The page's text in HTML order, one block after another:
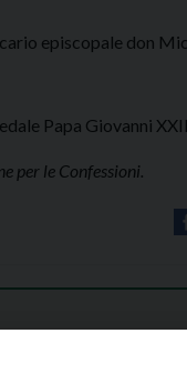
episcopale don
Papa Giovanni
per le Confessioni.